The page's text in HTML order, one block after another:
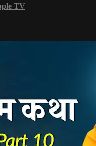
TV